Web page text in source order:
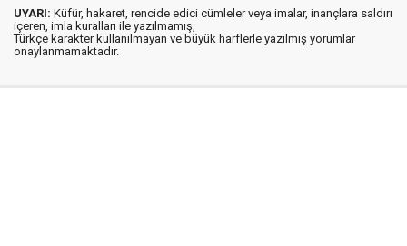
UYARI: Küfür, hakaret, rencide edici cümleler veya imalar, inançlara saldırı
içeren, imla kuralları ile yazılmamış,
Türkçe karakter kullanılmayan ve büyük harflerle yazılmış yorumlar
onaylanmamaktadır.